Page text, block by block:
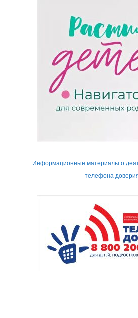
Информационные материалы о
телефона доверия